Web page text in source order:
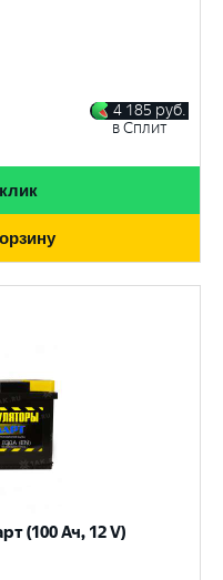
4 185 руб.
в Сплит
(100 Ач, 12 V)